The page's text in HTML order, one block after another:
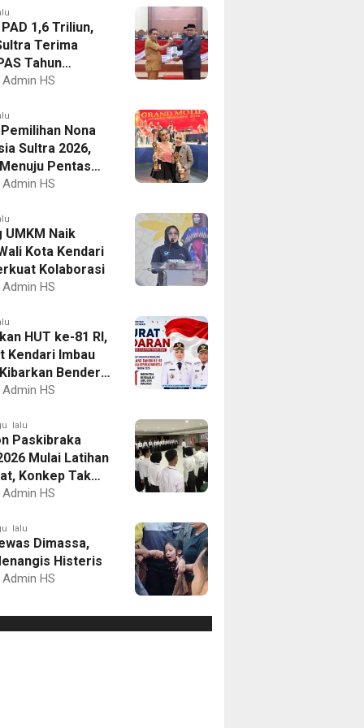
1,6 Triliun,
Terima
Tahun
2027
Admin HS
Nona
Sultra 2026,
Pentas
Admin HS
UMKM Naik
Kota Kendari
Kolaborasi
Admin HS
HUT ke-81 RI,
Kendari Imbau
Bendera
dan Gelar
Admin HS
lalu
Paskibraka
Mulai Latihan
Konkep Tak
Admin HS
lalu
Dimassa,
Histeris
Admin HS